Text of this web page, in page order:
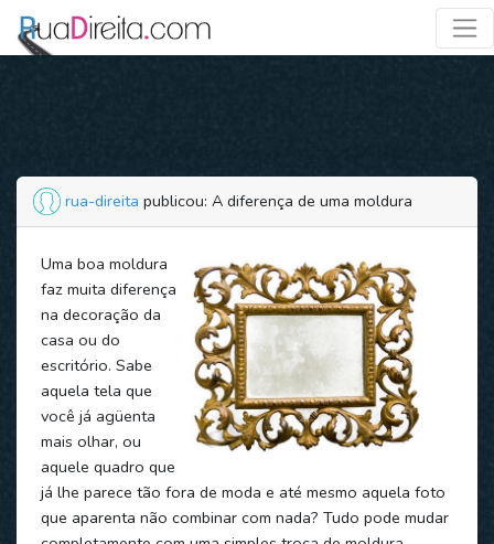
rua-direita publicou: A diferença de uma moldura
Uma boa moldura
faz muita diferença
na decoração da
casa ou do
escritório. Sabe
aquela tela que
você já agüenta
mais olhar, ou
aquele quadro que
já lhe parece tão fora de moda e até mesmo aquela foto
que aparenta não combinar com nada? Tudo pode mudar